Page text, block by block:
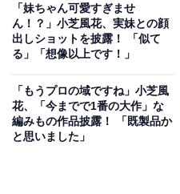
「妹ちゃん可愛すぎませ
ん！？」小芝風花、実妹との顔
出しショットを披露！ 「似て
る」「想像以上です！」
「もうプロの域ですね」小芝風
花、「今までで1番の大作」な
編みもの作品披露！ 「既製品か
と思いました」